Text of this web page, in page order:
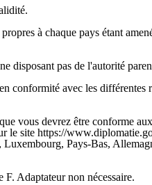
à chaque pays étant
disposant pas de l'autorité
conformité avec les
vous devrez être conforme
le site https://
Pays-Bas,
Adaptateur non nécessaire.